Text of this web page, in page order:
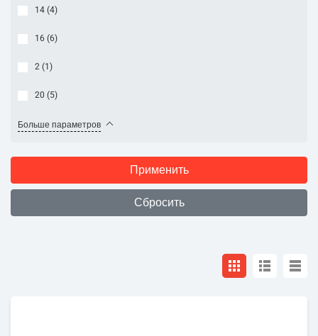
14 (4)
16 (6)
2 (1 )
20 (5)
Больше параметров